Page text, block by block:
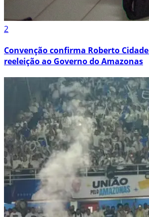
2
Convenção confirma Roberto
reeleição ao Governo do Amazonas